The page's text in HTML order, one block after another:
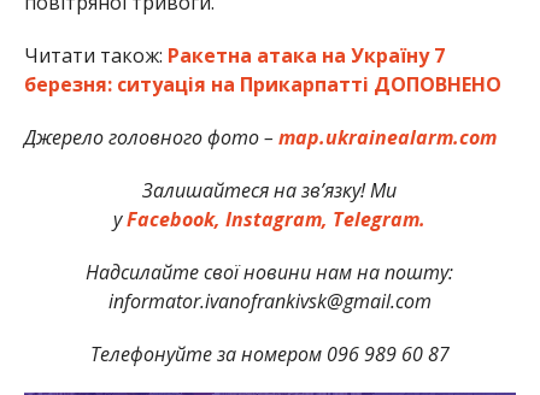
Читати також: Ракетна атака на Україну 7
березня: ситуація на Прикарпатті ДОПОВНЕНО
Джерело головного фото – map.ukrainealarm.com
Залишайтеся на зв’язку! Ми
уFacebook, Instagram, Telegram.
Надсилайте свої новини нам на пошту:
informator.ivanofrankivsk@gmail.com
Телефонуйте за номером 096 989 60 87